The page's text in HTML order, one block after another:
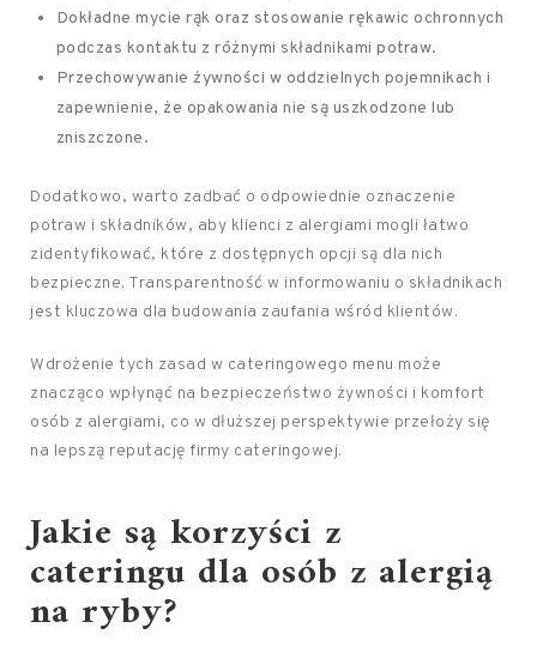
Dokładne mycie rąk oraz stosowanie rękawic ochronnych
podczas kontaktu z różnymi składnikami potraw.
Przechowywanie żywności w oddzielnych pojemnikach i
zapewnienie, że opakowania nie są uszkodzone lub
zniszczone.
Dodatkowo, warto zadbać o odpowiednie oznaczenie
potraw i składników, aby klienci z alergiami mogli łatwo
zidentyfikować, które z dostępnych opcji są dla nich
bezpieczne. Transparentność w informowaniu o składnikach
jest kluczowa dla budowania zaufania wśród klientów.
Wdrożenie tych zasad w cateringowego menu może
znacząco wpłynąć na bezpieczeństwo żywności i komfort
osób z alergiami, co w dłuższej perspektywie przełoży się
na lepszą reputację firmy cateringowej.
Jakie są korzyści z
cateringu dla osób z alergią
na ryby?